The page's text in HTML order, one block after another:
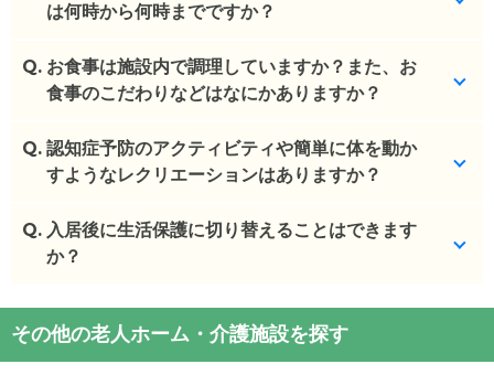
は何時から何時までですか？
事前予約が必要です。
制限時間はございません。
(回答者: 施設担当者,回答日: 2024/03/28)
Q. お食事は施設内で調理していますか？また、お
食事のこだわりなどはなにかありますか？
給食センターで調理しています。
Q. 認知症予防のアクティビティや簡単に体を動か
すようなレクリエーションはありますか？
特にございません。
Q. 入居後に生活保護に切り替えることはできます
か？
生活保護の方の受け入れは可能です。
その他の老人ホーム・介護施設を探す